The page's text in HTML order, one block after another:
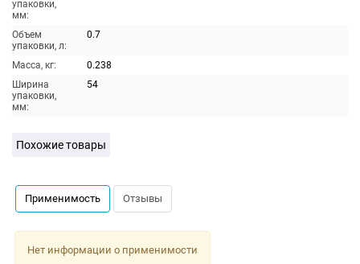
упаковки,
мм:
Объем
упаковки, л:
0.7
Масса, кг:
0.238
Ширина
упаковки,
мм:
54
Похожие товары
Применимость Отзывы
Нет информации о применимости